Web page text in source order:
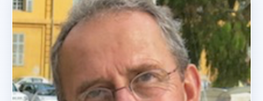
vannes, eaux pluviales.
C.15.02 — Eaux usées domestiques ou industrielles
(assainissement). (Stations de traitement et de
dépollutions: voir E.03.)
I.02.02.02 — Epuration et traitement des eaux usées.
A.01.06 — Hydraulique agricole et rurale.
A.01.01 — Applications de produits
phytopharmaceutiques, matières fertilisantes et supports